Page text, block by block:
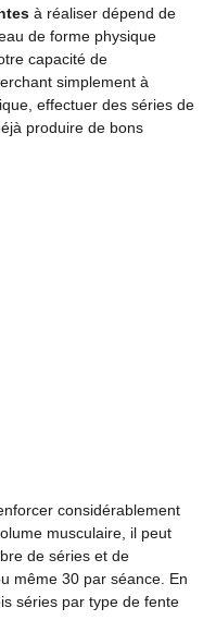
à réaliser dépend de
de forme physique
capacité de
simplement à
effectuer des séries de
produire de bons
considérablement
musculaire, il peut
de séries et de
même 30 par séance. En
séries par type de fente